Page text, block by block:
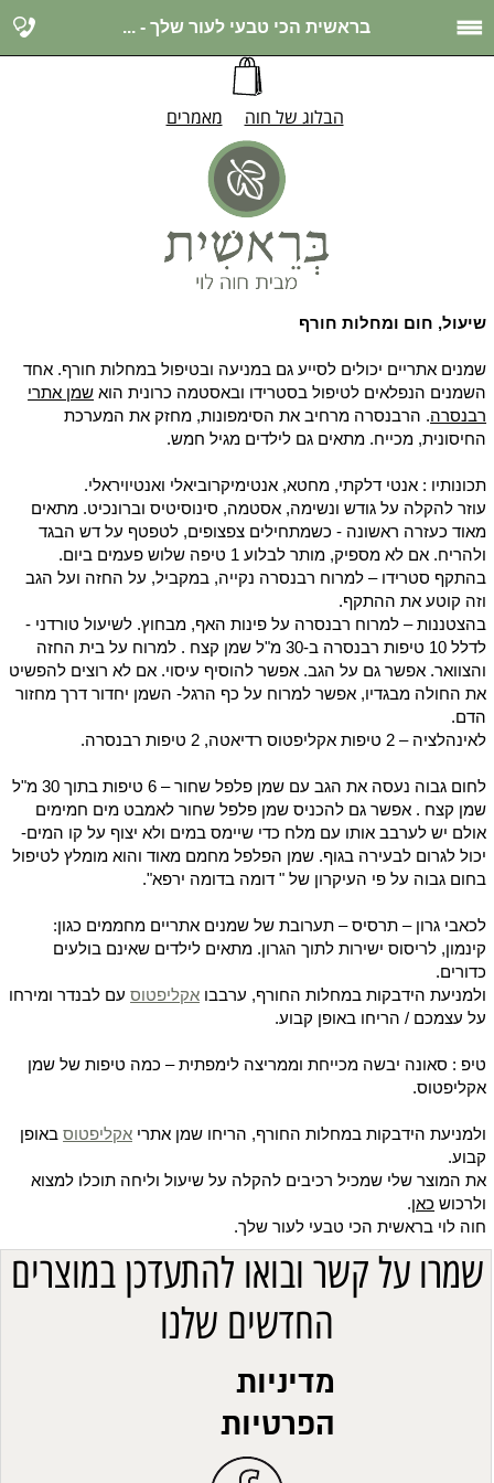
בראשית הכי טבעי לעור שלך - ...
הבלוג של חוה מאמרים
שיעול, חום ומחלות חורף
שמנים אתריים יכולים לסייע גם במניעה ובטיפול במחלות חורף. אחד
השמנים הנפלאים לטיפול בסטרידו ובאסטמה כרונית הוא שמן אתרי
רבנסרה. הרבנסרה מרחיב את הסימפונות, מחזק את המערכת
החיסונית, מכייח. מתאים גם לילדים מגיל חמש.
תכונותיו : אנטי דלקתי, מחטא, אנטימיקרוביאלי ואנטיויראלי.
עוזר להקלה על גודש ונשימה, אסטמה, סינוסיטיס וברונכיט. מתאים
מאוד כעזרה ראשונה - כשמתחילים צפצופים, לטפטף על דש הבגד
ולהריח. אם לא מספיק, מותר לבלוע 1 טיפה שלוש פעמים ביום.
בהתקף סטרידו – למרוח רבנסרה נקייה, במקביל, על החזה ועל הגב
וזה קוטע את ההתקף.
בהצטננות – למרוח רבנסרה על פינות האף, מבחוץ. לשיעול טורדני -
לדלל 10 טיפות רבנסרה ב-30 מ"ל שמן קצח . למרוח על בית החזה
והצוואר. אפשר גם על הגב. אפשר להוסיף עיסוי. אם לא רוצים להפשיט
את החולה מבגדיו, אפשר למרוח על כף הרגל- השמן יחדור דרך מחזור
הדם.
לאינהלציה – 2 טיפות אקליפטוס רדיאטה, 2 טיפות רבנסרה.
לחום גבוה נעסה את הגב עם שמן פלפל שחור – 6 טיפות בתוך 30 מ"ל
שמן קצח . אפשר גם להכניס שמן פלפל שחור לאמבט מים חמימים
אולם יש לערבב אותו עם מלח כדי שיימס במים ולא יצוף על קו המים-
יכול לגרום לבעירה בגוף. שמן הפלפל מחמם מאוד והוא מומלץ לטיפול
בחום גבוה על פי העיקרון של " דומה בדומה ירפא".
לכאבי גרון – תרסיס – תערובת של שמנים אתריים מחממים כגון:
קינמון, לריסוס ישירות לתוך הגרון. מתאים לילדים שאינם בולעים
כדורים.
ולמניעת הידבקות במחלות החורף, ערבבו אקליפטוסעם לבנדר ומירחו
על עצמכם / הריחו באופן קבוע.
טיפ : סאונה יבשה מכייחת וממריצה לימפתית – כמה טיפות של שמן
אקליפטוס.
ולמניעת הידבקות במחלות החורף, הריחו שמן אתרי אקליפטוסבאופן
קבוע.
את המוצר שלי שמכיל רכיבים להקלה על שיעול וליחה תוכלו למצוא
ולרכוש כאן.
חוה לוי בראשית הכי טבעי לעור שלך.
שמרו על קשר ובואו להתעדכן במוצרים
החדשים שלנו
מדיניות
הפרטיות